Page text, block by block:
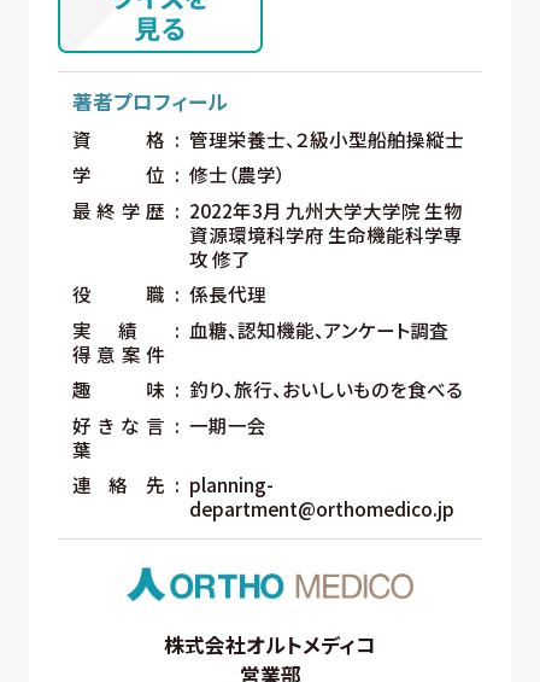
著者プロフィール
資格
管理栄養士、２級小型船舶操縦士
学位
修士（農学）
最終学歴
2022年3月 九州大学大学院 生物
資源環境科学府 生命機能科学専
攻 修了
役職
係長代理
実績
得意案件
血糖、認知機能、アンケート調査
趣味
釣り、旅行、おいしいものを食べる
好きな言
葉
一期一会
連絡先
planning-
department@orthomedico.jp
株式会社オルトメディコ
営業部